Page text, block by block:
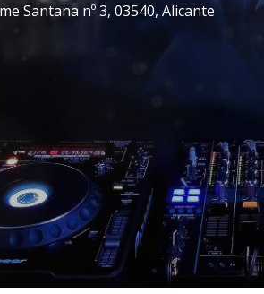
Santana nº 3, 03540, Alicante